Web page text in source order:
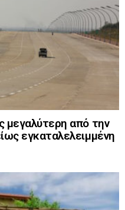
μεγαλύτερη από την
εγκαταλελειμμένη